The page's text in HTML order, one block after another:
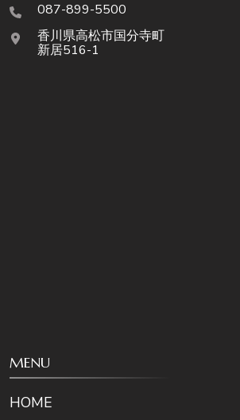
087-899-5500
香川県高松市国分寺町
新居516-1
MENU
HOME